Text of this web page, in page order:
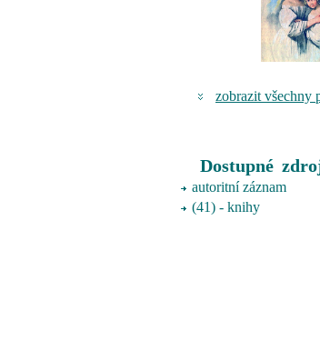
zobrazit všechny
Dostupné
autoritní záznam
(41) - knihy